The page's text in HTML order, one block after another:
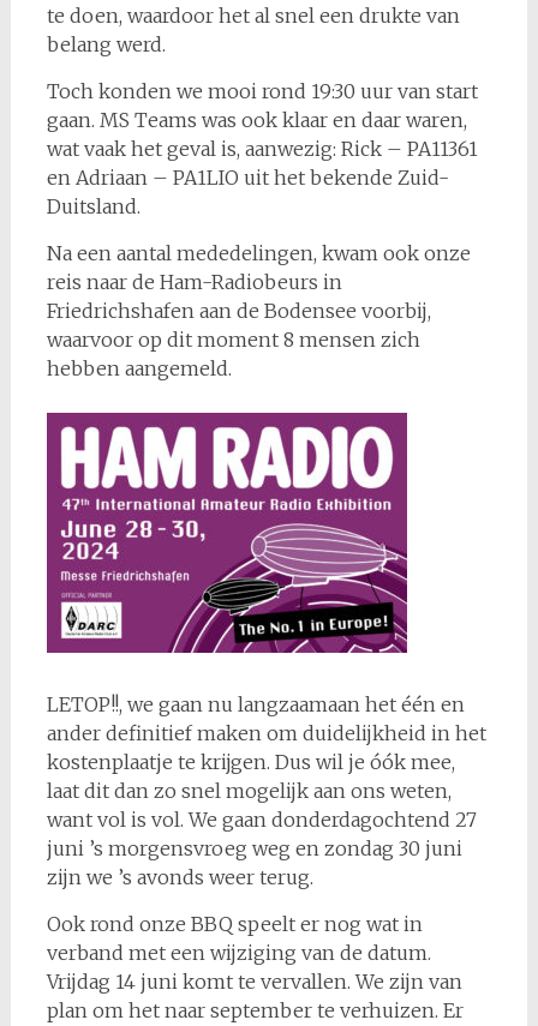
te doen, waardoor het al snel een drukte van
belang werd.
Toch konden we mooi rond 19:30 uur van start
gaan. MS Teams was ook klaar en daar waren,
wat vaak het geval is, aanwezig: Rick – PA11361
en Adriaan – PA1LIO uit het bekende Zuid-
Duitsland.
Na een aantal mededelingen, kwam ook onze
reis naar de Ham-Radiobeurs in
Friedrichshafen aan de Bodensee voorbij,
waarvoor op dit moment 8 mensen zich
hebben aangemeld.
LETOP!!, we gaan nu langzaamaan het één en
ander definitief maken om duidelijkheid in het
kostenplaatje te krijgen. Dus wil je óók mee,
laat dit dan zo snel mogelijk aan ons weten,
want vol is vol. We gaan donderdagochtend 27
juni ’s morgensvroeg weg en zondag 30 juni
zijn we ’s avonds weer terug.
Ook rond onze BBQ speelt er nog wat in
verband met een wijziging van de datum.
Vrijdag 14 juni komt te vervallen. We zijn van
plan om het naar september te verhuizen. Er